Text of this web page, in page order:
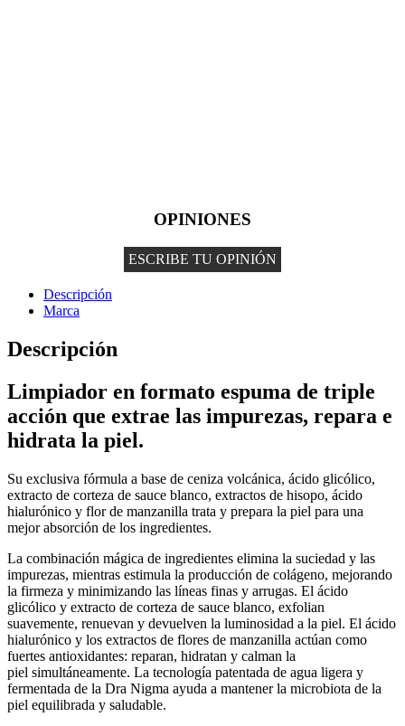
OPINIONES
ESCRIBE TU OPINIÓN
Descripción
Marca
Descripción
Limpiador en formato espuma de triple
acción que extrae las impurezas, repara e
hidrata la piel.
Su exclusiva fórmula a base de ceniza volcánica, ácido glicólico,
extracto de corteza de sauce blanco, extractos de hisopo, ácido
hialurónico y flor de manzanilla trata y prepara la piel para una
mejor absorción de los ingredientes.
La combinación mágica de ingredientes elimina la suciedad y las
impurezas, mientras estimula la producción de colágeno, mejorando
la firmeza y minimizando las líneas finas y arrugas. El ácido
glicólico y extracto de corteza de sauce blanco, exfolian
suavemente, renuevan y devuelven la luminosidad a la piel. El ácido
hialurónico y los extractos de flores de manzanilla actúan como
fuertes antioxidantes: reparan, hidratan y calman la
piel simultáneamente. La tecnología patentada de agua ligera y
fermentada de la Dra Nigma ayuda a mantener la microbiota de la
piel equilibrada y saludable.